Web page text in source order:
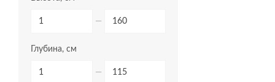
пьедесталы
раковины в столешницу
—
Глубина, см
—